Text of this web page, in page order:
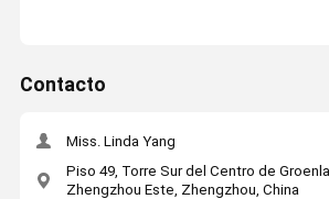
Contacto
Miss. Linda Yang
Piso 49, Torre Sur del Centro de
Zhengzhou Este, Zhengzhou, China